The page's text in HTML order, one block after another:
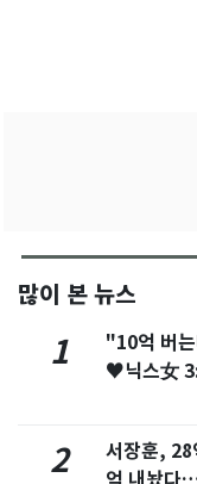
많이 본 뉴스
1
"10억 버
♥닉스女
2
서장훈, 28